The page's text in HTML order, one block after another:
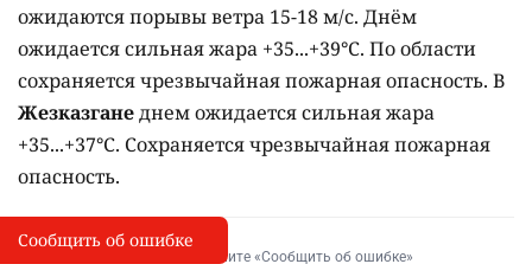
ожидаются порывы ветра 15-18 м/с. Днём
ожидается сильная жара +35...+39°C. По области
сохраняется чрезвычайная пожарная опасность. В
Жезказганеднем ожидается сильная жара
+35...+37°C. Сохраняется чрезвычайная пожарная
опасность.
I
Сообщить об опечатке
Выделите фрагмент и нажмите «Сообщить об ошибке»
Сообщить об ошибке